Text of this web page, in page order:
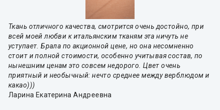
Ткань отличного качества, смотрится очень достойно, при
всей моей любви к итальянским тканям эта ничуть не
уступает. Брала по акционной цене, но она несомненно
стоит и полной стоимости, особенно учитывая состав, по
нынешним ценам это совсем недорого. Цвет очень
приятный и необычный: нечто среднее между верблюдом и
какао)))
Ларина Екатерина Андреевна